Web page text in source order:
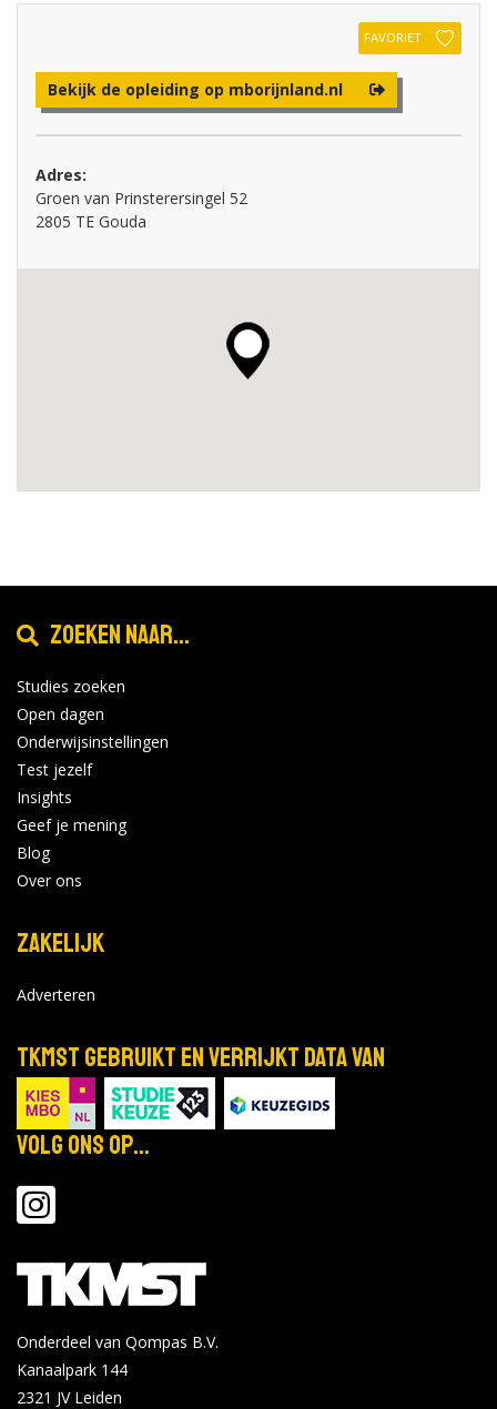
FAVORIET
Bekijk de opleiding op mborijnland.nl
Adres:
Groen van Prinsterersingel 52
2805 TE Gouda
Zoeken naar...
Studies zoeken
Open dagen
Onderwijsinstellingen
Test jezelf
Insights
Geef je mening
Blog
Over ons
Zakelijk
Adverteren
TKMST gebruikt en verrijkt data van
Volg ons op...
Onderdeel van Qompas B.V.
Kanaalpark 144
2321 JV Leiden